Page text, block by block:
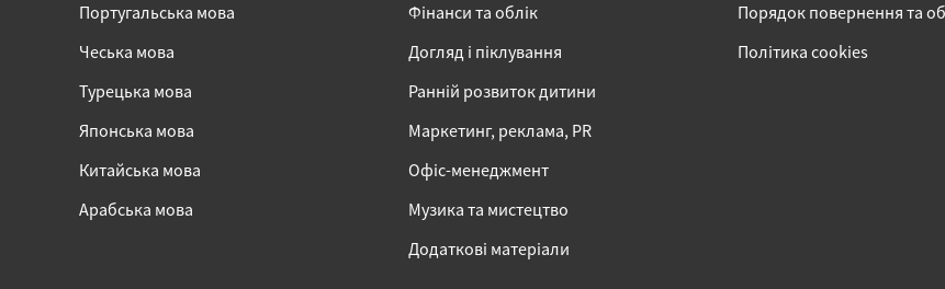
Португальська мова
Чеська мова
Турецька мова
Японська мова
Китайська мова
Арабська мова
Фінанси та облік
Догляд і піклування
Ранній розвиток дитини
Маркетинг, реклама, PR
Офіс-менеджмент
Музика та мистецтво
Додаткові матеріали
Порядок повернення та
Політика cookies